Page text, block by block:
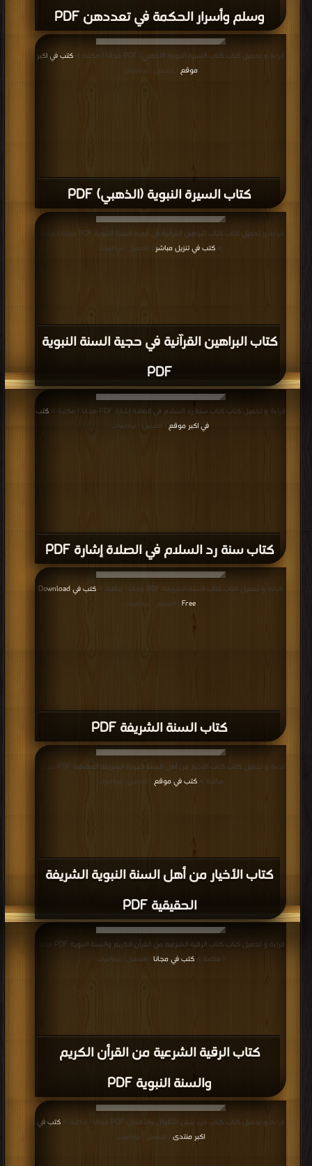
وسلم وأسرار الحكمة في تعددهن PDF
كتاب السيرة النبوية (الذهبي) PDF
قراءة و تحميل كتاب كتاب السيرة النبوية (الذهبي) PDF مجانا | مكتبة >
كتب في اكبر
موقع
| التحميل : مرة/مرات
كتاب البراهين القرآنية في حجية السنة النبوية
PDF
قراءة و تحميل كتاب كتاب البراهين القرآنية في حجية السنة النبوية PDF مجانا | مكتبة
> كتب في تنزيل مباشر | التحميل : مرة/مرات
كتاب سنة رد السلام في الصلاة إشارة PDF
قراءة و تحميل كتاب كتاب سنة رد السلام في الصلاة إشارة PDF مجانا | مكتبة >
كتب
في اكبر موقع
| التحميل : مرة/مرات
كتاب السنة الشريفة PDF
قراءة و تحميل كتاب كتاب السنة الشريفة PDF مجانا | مكتبة >
كتب في Download
Free
| التحميل : مرة/مرات
كتاب الأخيار من أهل السنة النبوية الشريفة
الحقيقية PDF
قراءة و تحميل كتاب كتاب الأخيار من أهل السنة النبوية الشريفة الحقيقية PDF مجانا |
مكتبة > كتب في موقع | التحميل : مرة/مرات
كتاب الرقية الشرعية من القرأن الكريم
والسنة النبوية PDF
قراءة و تحميل كتاب كتاب الرقية الشرعية من القرأن الكريم والسنة النبوية PDF مجانا
| مكتبة >كتب في مجانا | التحميل : مرة/مرات
قراءة و تحميل كتاب كتاب جزء سنن الأقوال والأفعال PDF مجانا | مكتبة >
كتب في
اكبر منتدى
| التحميل : مرة/مرات